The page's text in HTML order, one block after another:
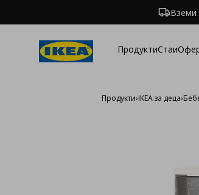
Вземи
ПродуктиСтаи
Продукти›IKEA за деца›